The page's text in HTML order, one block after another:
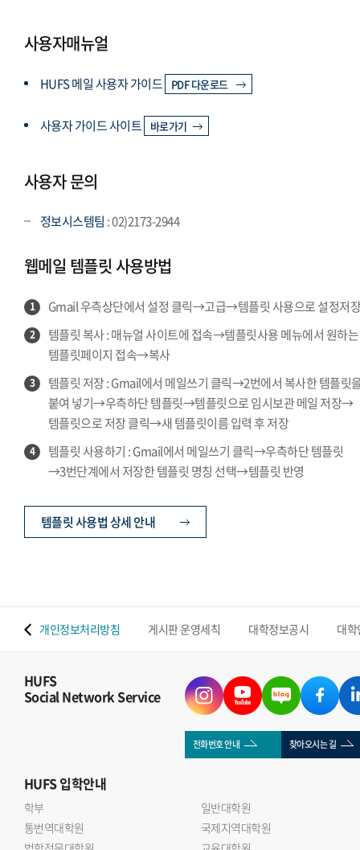
사용자매뉴얼
HUFS 메일 사용자 가이드 PDF 다운로드
사용자 가이드 사이트 바로가기
사용자 문의
정보시스템팀 : 02)2173-2944
웹메일 템플릿 사용방법
1 Gmail 우측상단에서 설정 클릭→고급→템플릿 사용으로 설정저
2
템플릿 복사 : 매뉴얼 사이트에 접속→템플릿사용 메뉴에서 원하는
템플릿페이지 접속→복사
3
템플릿 저장 : Gmail에서 메일쓰기 클릭→2번에서 복사한 템플릿
붙여 넣기→우측하단 템플릿→템플릿으로 임시보관 메일 저장→
템플릿으로 저장 클릭→새 템플릿이름 입력 후 저장
4
템플릿 사용하기 : Gmail에서 메일쓰기 클릭→우측하단 템플릿
→3번단계에서 저장한 템플릿 명칭 선택→템플릿 반영
템플릿 사용법 상세 안내
개인정보처리방침 게시판 운영세칙 대학정보공시 대
HUFS
Social Network Service
전화번호 안내 찾아오시는 길
HUFS입학안내
학부
일반대학원
통번역대학원
국제지역대학원